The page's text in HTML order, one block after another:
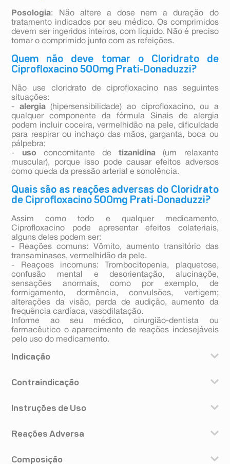
Posologia: Não altere a dose nem a duração do
tratamento indicados por seu médico. Os comprimidos
devem ser ingeridos inteiros, com líquido. Não é preciso
tomar o comprimido junto com as refeições.
Quem não deve tomar o Cloridrato de
Ciprofloxacino 500mg Prati-Donaduzzi?
Não use cloridrato de ciprofloxacino nas seguintes
situações:
- alergia(hipersensibilidade) ao ciprofloxacino, ou a
qualquer componente da fórmula Sinais de alergia
podem incluir coceira, vermelhidão na pele, dificuldade
para respirar ou inchaço das mãos, garganta, boca ou
pálpebra;
-
uso concomitante detizanidina (um relaxante
muscular), porque isso pode causar efeitos adversos
como queda da pressão arterial e sonolência.
Quais são as reações adversas do Cloridrato
de Ciprofloxacino 500mg Prati-Donaduzzi?
Assim como todo e qualquer medicamento,
Ciprofloxacino pode apresentar efeitos colateriais,
alguns deles podem ser:
- Reações comuns: Vômito, aumento transitório das
transaminases, vermelhidão da pele.
- Reaçoes incomuns: Trombocitopenia, plaquetose,
confusão mental e desorientação, alucinaçõe,
sensações anormais, como por exemplo, de
formigamento, dormência, convulsões, vertigem;
alterações da visão, perda de audição, aumento da
frequência cardíaca, vasodilatação.
Informe ao seu médico, cirurgião-dentista ou
farmacêutico o aparecimento de reações indesejáveis
pelo uso do medicamento.
Indicação
seguintes:
sensíveis ao ciprofloxacino: do trato respiratório. Muitos
Enterobacter, Proteus, E. coli, Pseudomonas,
Haemophilus, Moraxella, Legionella e Staphylococcus
ciprofloxacino. A maioria dos casos de pneumonia que
Contraindicação
situações: alergia (hipersensibilidade) à substância
fórmula. Sinais de alergia podem incluir coceira,
inchaço das mãos, garganta, boca ou pálpebra; uso
Instruções de Uso
A dosagem geralmente recomendada pelo médico é a
Reações Adversa
pode ocasionar reações adversas, embora nem todas
Composição